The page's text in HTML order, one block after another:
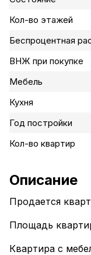
Кол-во этажей
Беспроцентная
ВНЖ при покупке
Мебель
Кухня
Год постройки
Кол-во квартир
Описание
Продается
Площадь
Квартира с